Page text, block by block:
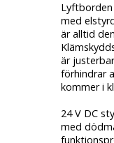
med
är alltid
är
förhindrar
kommer i
24 V DC
med